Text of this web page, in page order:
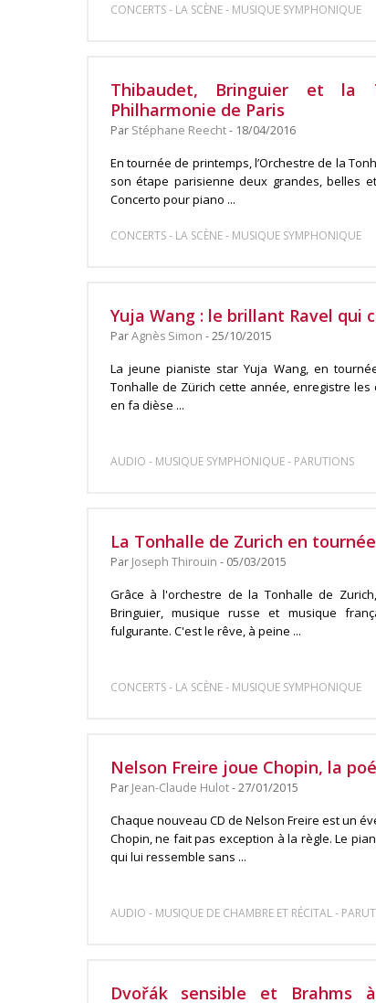
CONCERTS- LA SCÈNE- MUSIQUE SYMPHONIQUE
Thibaudet, Bringuier et la
Philharmonie de Paris
Par Stéphane Reecht- 18/04/2016
En tournée de printemps, l’Orchestre de la
son étape parisienne deux grandes, belles
Concerto pour piano ...
CONCERTS- LA SCÈNE- MUSIQUE SYMPHONIQUE
Yuja Wang : le brillant Ravel qui
ParAgnès Simon - 25/10/2015
La jeune pianiste star Yuja Wang, en
Tonhalle de Zürich cette année, enregistre
en fa dièse ...
AUDIO - MUSIQUE SYMPHONIQUE- PARUTIONS
La Tonhalle de Zurich en
Par Joseph Thirouin - 05/03/2015
Grâce à l'orchestre de la Tonhalle de
Bringuier, musique russe et musique
fulgurante. C'est le rêve, à peine ...
CONCERTS- LA SCÈNE- MUSIQUE SYMPHONIQUE
Nelson Freire joue Chopin, la
Par Jean-Claude Hulot- 27/01/2015
Chaque nouveau CD de Nelson Freire est un
Chopin, ne fait pas exception à la règle. Le
qui lui ressemble sans ...
AUDIO - MUSIQUE DE CHAMBRE ET RÉCITAL-
Dvořák sensible et Brahms